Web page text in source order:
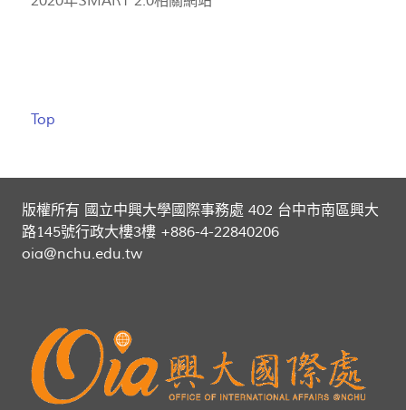
Top
版權所有 國立中興大學國際事務處 402 台中市南區興大
路145號行政大樓3樓 +886-4-22840206
oia@nchu.edu.tw